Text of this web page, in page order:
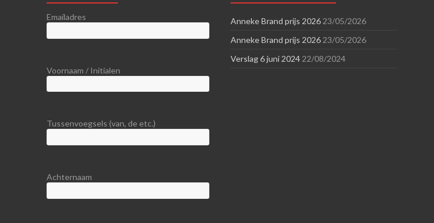
Emailadres
Voornaam / Initialen
Tussenvoegsels (van, de etc.)
Achternaam
Anneke Brand prijs 2026 23/05/2026
Anneke Brand prijs 2026 23/05/2026
Verslag 6 juni 2024 22/08/2024